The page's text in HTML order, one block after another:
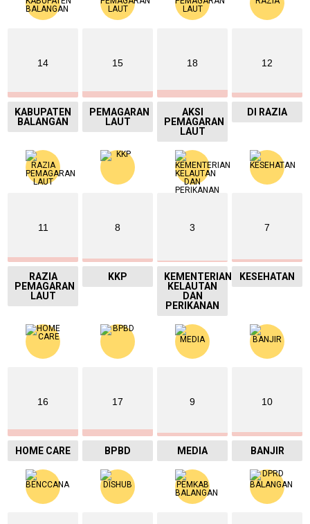
14
KABUPATEN
BALANGAN
15
PEMAGARAN
LAUT
18
AKSI
PEMAGARAN
LAUT
12
DI RAZIA
11
RAZIA
PEMAGARAN
LAUT
8
KKP
3
KEMENTERIAN
KELAUTAN
DAN
PERIKANAN
7
KESEHATAN
16
HOME CARE
17
BPBD
9
MEDIA
10
BANJIR